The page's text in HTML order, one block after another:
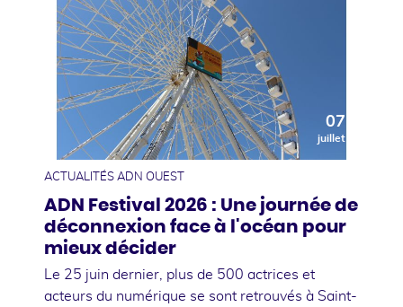
07
juillet
ACTUALITÉS ADN OUEST
ADN Festival 2026 : Une journée de
déconnexion face à l'océan pour
mieux décider
Le 25 juin dernier, plus de 500 actrices et
acteurs du numérique se sont retrouvés à Saint-